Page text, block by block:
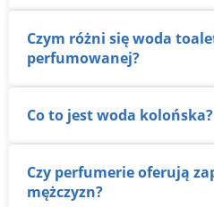
Czym różni się woda toaletowa od wody
perfumowanej?
Co to jest woda kolońska?
Czy perfumerie oferują zapachy dla kobiet i
mężczyzn?